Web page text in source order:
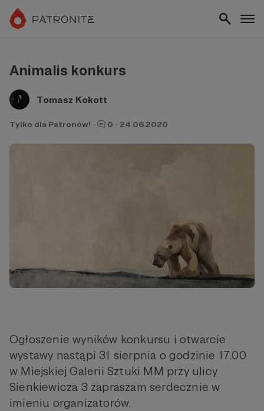
Animalis konkurs
Tomasz Kokott
Tylko dla Patronów! · 0 · 24.06.2020
Ogłoszenie wyników konkursu i otwarcie
wystawy nastąpi 31 sierpnia o godzinie 17.00
w Miejskiej Galerii Sztuki MM przy ulicy
Sienkiewicza 3 zapraszam serdecznie w
imieniu organizatorów.